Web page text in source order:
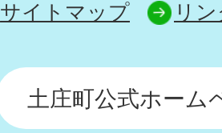
サイトマップ リ
土庄町公式ホーム